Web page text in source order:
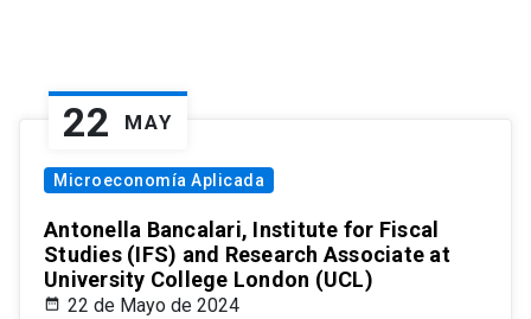
22 MAY
Microeconomía Aplicada
Antonella Bancalari, Institute for Fiscal
Studies (IFS) and Research Associate at
University College London (UCL)
22 de Mayo de 2024